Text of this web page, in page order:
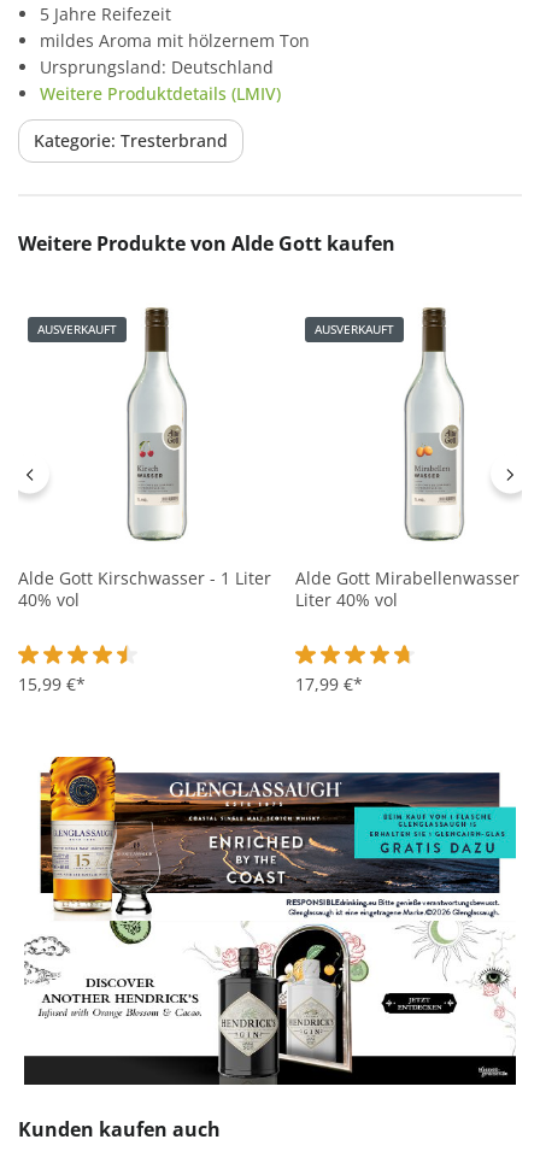
5 Jahre Reifezeit
mildes Aroma mit hölzernem Ton
Ursprungsland: Deutschland
Weitere Produktdetails (LMIV)
Kategorie: Tresterbrand
Produktgalerie überspringen
Weitere Produkte von Alde Gott kaufen
AUSVERKAUFT
Alde Gott Kirschwasser - 1 Liter
40% vol
Durchschnittliche Bewertung von 4.5 von 5 Sternen
15,99 €*
AUSVERKAUFT
Alde Gott Mirabellenwasser -
Liter 40% vol
Durchschnittliche
17,99 €*
Produktgalerie überspringen
Kunden kaufen auch